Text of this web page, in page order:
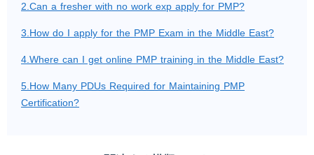
2.Can a fresher with no work exp apply for PMP?
3.How do I apply for the PMP Exam in the Middle East?
4.Where can I get online PMP training in the Middle East?
5.How Many PDUs Required for Maintaining PMP
Certification?